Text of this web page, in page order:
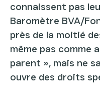
connaissent pas
Baromètre BVA/
près de la moitié
même pas comme
parent », mais ne
ouvre des droits